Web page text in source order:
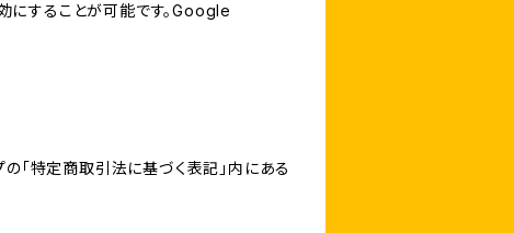
にすることが可能です。Google
「特定商取引法に基づく表記」内にある